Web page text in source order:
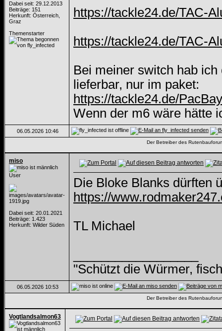
Dabei seit: 29.12.2013
Beiträge: 151
Herkunft: Österreich,
Graz
Themenstarter
https://tackle24.de/TAC-
https://tackle24.de/TAC-
Bei meiner switch hab
lieferbar, nur im paket:
https://tackle24.de/
Wenn der m6 wäre hätte
06.05.2026 10:46
Der Betreiber des
miso
User
Dabei seit: 20.01.2021
Beiträge: 1.423
Herkunft: Wilder Süden
Die Bloke Blanks dürften
https://
TL Michael
"Schützt die Würmer,
06.05.2026 10:53
Der Betreiber des
Vogtlandsalmon63